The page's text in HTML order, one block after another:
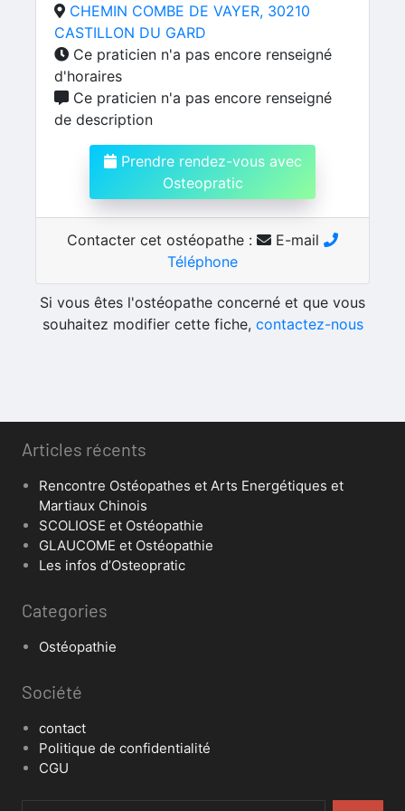
CHEMIN COMBE DE VAYER, 30210
CASTILLON DU GARD
Ce praticien n'a pas encore renseigné
d'horaires
Ce praticien n'a pas encore renseigné
de description
Prendre rendez-vous avec
Osteopratic
Contacter cet ostéopathe :
E-mail
Téléphone
Si vous êtes l'ostéopathe concerné et que vous
souhaitez modifier cette fiche, contactez-nous
Articles récents
Rencontre Ostéopathes et Arts Energétiques et
Martiaux Chinois
SCOLIOSE et Ostéopathie
GLAUCOME et Ostéopathie
Les infos d’Osteopratic
Categories
Ostéopathie
Société
contact
Politique de confidentialité
CGU